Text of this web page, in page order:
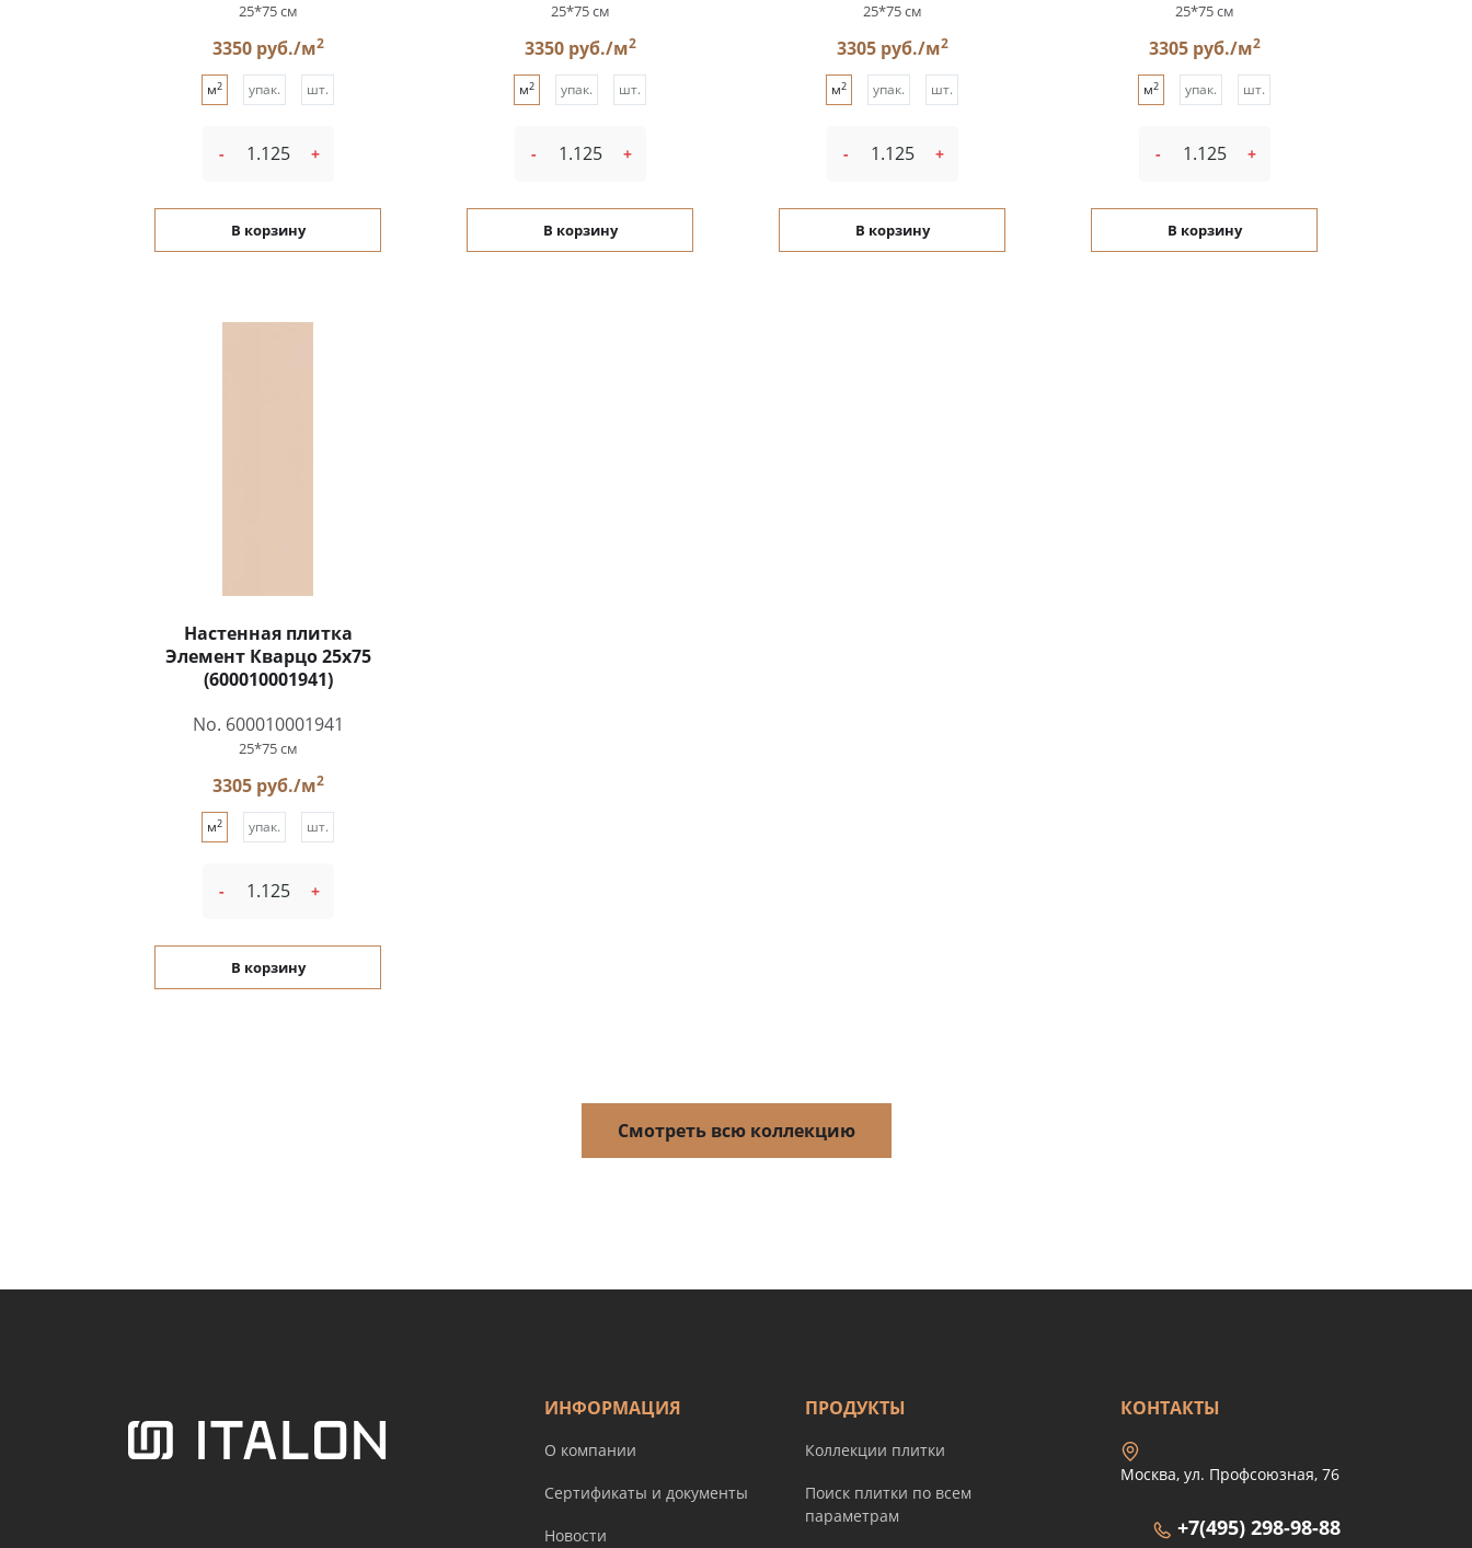
25*75 см
3350 руб./м2
м2 упак. шт.
- +
В корзину
25*75 см
3350 руб./м2
м2 упак. шт.
- +
В корзину
25*75 см
3305 руб./м2
м2 упак. шт.
- +
В корзину
25*75 см
3305 руб./м2
м2 упак. шт.
- +
В корзину
Настенная плитка
Элемент Кварцо 25x75
(600010001941)
No. 600010001941
25*75 см
3305 руб./м2
м2 упак. шт.
- +
В корзину
Смотреть всю коллекцию
ИНФОРМАЦИЯ
О компании
Сертификаты и документы
Новости
ПРОДУКТЫ
Коллекции плитки
Поиск плитки по всем
параметрам
КОНТАКТЫ
Москва, ул. Профсоюзная, 76
+7(495) 298-98-88